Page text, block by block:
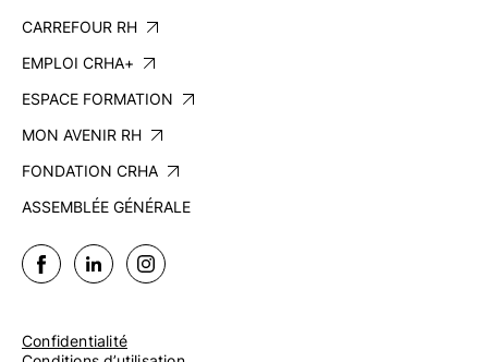
CARREFOUR RH
EMPLOI CRHA+
ESPACE FORMATION
MON AVENIR RH
FONDATION CRHA
ASSEMBLÉE GÉNÉRALE
Confidentialité